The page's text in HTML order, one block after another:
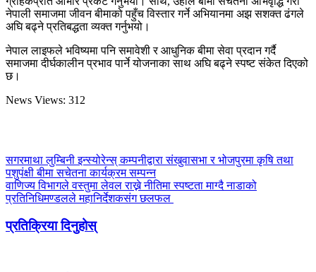
नेपाली समाजमा जीवन बीमाको पहुँच विस्तार गर्ने अभियानमा अझ सशक्त ढंगले
अघि बढ्ने प्रतिबद्धता व्यक्त गर्नुभयो।
नेपाल लाइफले भविष्यमा पनि समावेशी र आधुनिक बीमा सेवा प्रदान गर्दै
समाजमा दीर्घकालीन प्रभाव पार्ने योजनाका साथ अघि बढ्ने स्पष्ट संकेत दिएको
छ।
News Views: 312
सगरमाथा लुम्बिनी इन्स्योरेन्स् कम्पनीद्वारा संखुवासभा र भोजपुरमा कृषि तथा
पशुपंक्षी बीमा सचेतना कार्यक्रम सम्पन्न
वाणिज्य विभागले वस्तुमा लेवल राख्ने नीतिमा स्पष्टता माग्दै नाडाको
प्रतिनिधिमण्डलले महानिर्देशकसंग छलफल
प्रतिक्रिया दिनुहोस्